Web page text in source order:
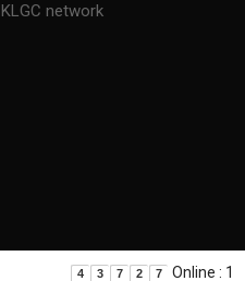
KLGC network
4 3 7 2 7 Online : 1